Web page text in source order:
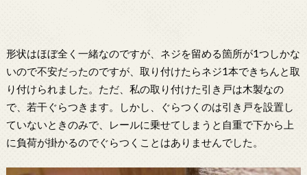
形状はほぼ全く一緒なのですが、ネジを留める箇所が1つしかな
いので不安だったのですが、取り付けたらネジ1本できちんと取
り付けられました。ただ、私の取り付けた引き戸は木製なの
で、若干ぐらつきます。しかし、ぐらつくのは引き戸を設置し
ていないときのみで、レールに乗せてしまうと自重で下から上
に負荷が掛かるのでぐらつくことはありませんでした。